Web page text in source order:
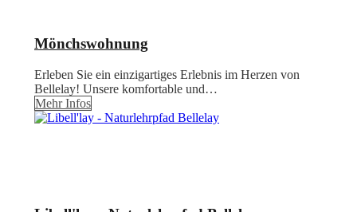
Mönchswohnung
Erleben Sie ein einzigartiges Erlebnis im Herzen von
Bellelay! Unsere komfortable und…
Mehr Infos